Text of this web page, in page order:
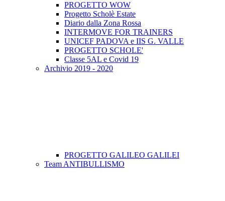
PROGETTO WOW
Progetto Scholè Estate
Diario dalla Zona Rossa
INTERMOVE FOR TRAINERS
UNICEF PADOVA e IIS G. VALLE
PROGETTO SCHOLE'
Classe 5AL e Covid 19
Archivio 2019 - 2020
PROGETTO GALILEO GALILEI
Team ANTIBULLISMO